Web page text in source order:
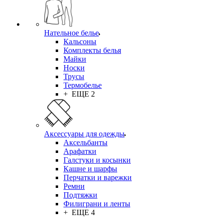
Нательное белье
Кальсоны
Комплекты белья
Майки
Носки
Трусы
Термобелье
+ ЕЩЕ 2
Аксессуары для одежды
Аксельбанты
Арафатки
Галстуки и косынки
Кашне и шарфы
Перчатки и варежки
Ремни
Подтяжки
Филиграни и ленты
+ ЕЩЕ 4